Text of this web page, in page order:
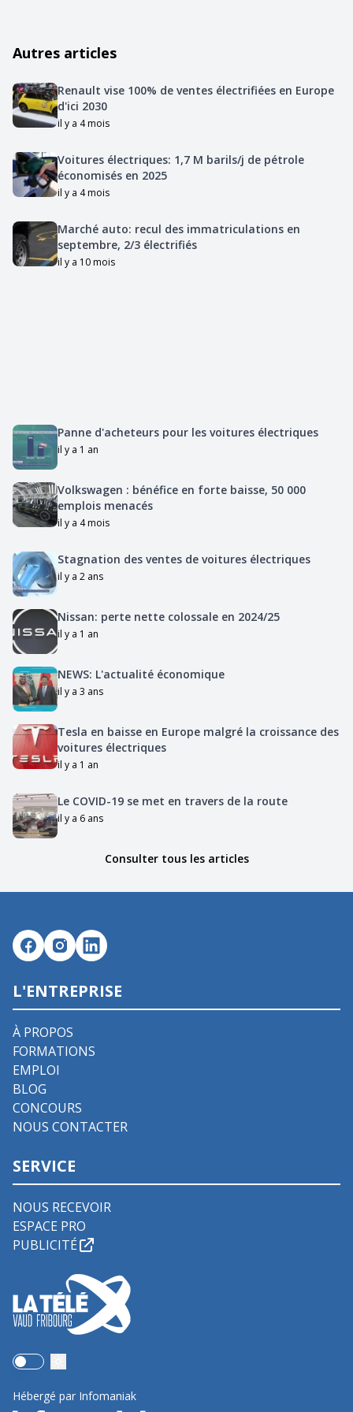
Autres articles
Renault vise 100% de ventes électrifiées en Europe
d'ici 2030
il y a 4 mois
Voitures électriques: 1,7 M barils/j de pétrole
économisés en 2025
il y a 4 mois
Marché auto: recul des immatriculations en
septembre, 2/3 électrifiés
il y a 10 mois
Panne d'acheteurs pour les voitures électriques
il y a 1 an
Volkswagen : bénéfice en forte baisse, 50 000
emplois menacés
il y a 4 mois
Stagnation des ventes de voitures électriques
il y a 2 ans
Nissan: perte nette colossale en 2024/25
il y a 1 an
NEWS: L'actualité économique
il y a 3 ans
Tesla en baisse en Europe malgré la croissance des
voitures électriques
il y a 1 an
Le COVID-19 se met en travers de la route
il y a 6 ans
Consulter tous les articles
L'ENTREPRISE
À PROPOS
FORMATIONS
EMPLOI
BLOG
CONCOURS
NOUS CONTACTER
SERVICE
NOUS RECEVOIR
ESPACE PRO
PUBLICITÉ
Use setting
Hébergé par Infomaniak